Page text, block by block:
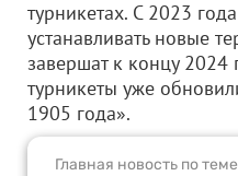
турникетах. С 2023
устанавливать новые
завершат к концу 2024
турникеты уже
1905 года».
Главная новость по теме